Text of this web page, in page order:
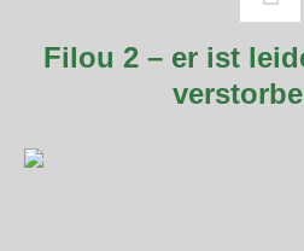
Filou 2 – er ist